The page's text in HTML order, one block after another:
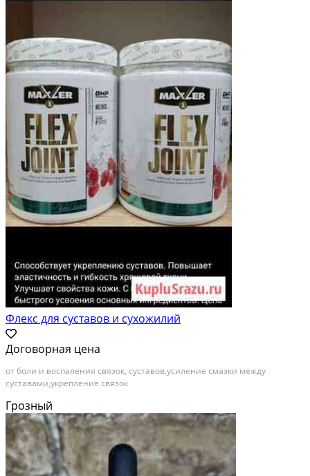
Флекс для суставов и сухожилий
Договорная цена
от боли и воспаления связок, суставов,усиление смазки между
суставами,укрепление связок
Грозный